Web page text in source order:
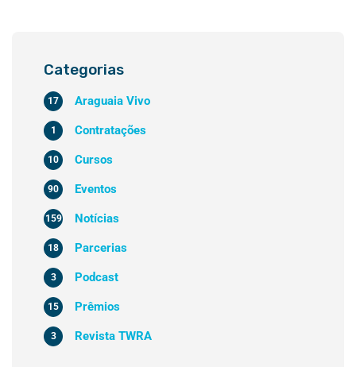
Categorias
Araguaia Vivo
17
Contratações
1
Cursos
10
Eventos
90
Notícias
159
Parcerias
18
Podcast
3
Prêmios
15
Revista TWRA
3